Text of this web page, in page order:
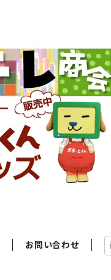
お問い合わせ